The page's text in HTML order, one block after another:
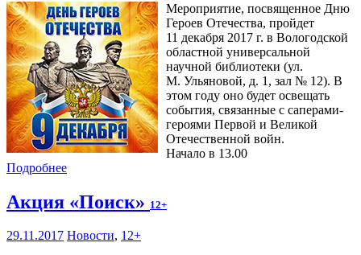
Мероприятие, посвященное Дню
Героев Отечества, пройдет
11 декабря 2017 г. в Вологодской
областной универсальной
научной библиотеки (ул.
М. Ульяновой, д. 1, зал № 12). В
этом году оно будет освещать
события, связанные с саперами-
героями Первой и Великой
Отечественной войн.
Начало в 13.00
Подробнее
Акция «Поиск» 12+
29.11.2017 Новости, 12+